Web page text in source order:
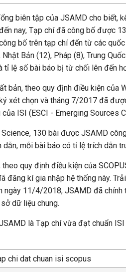
biên tập của JSAMD cho biết,
nay, Tạp chí đã công bố được
bố trên tạp chí đến từ các
Bản (12), Pháp (8), Trung
tỉ lệ số bài báo bị từ chối lên đến
bản, theo quy định điều kiện của
xét chọn và tháng 7/2017 đã
ISI (ESCI - Emerging Sources
130 bài được JSAMD
mỗi bài báo có tỉ lệ trích dẫn
quy định điều kiện của
đăng kí gia nhập hệ thống này.
ngày 11/4/2018, JSAMD đã chính
dữ liệu chung.
là Tạp chí vừa đạt chuẩn